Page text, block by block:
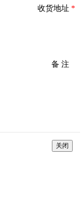
收货地址 *
备 注
关闭